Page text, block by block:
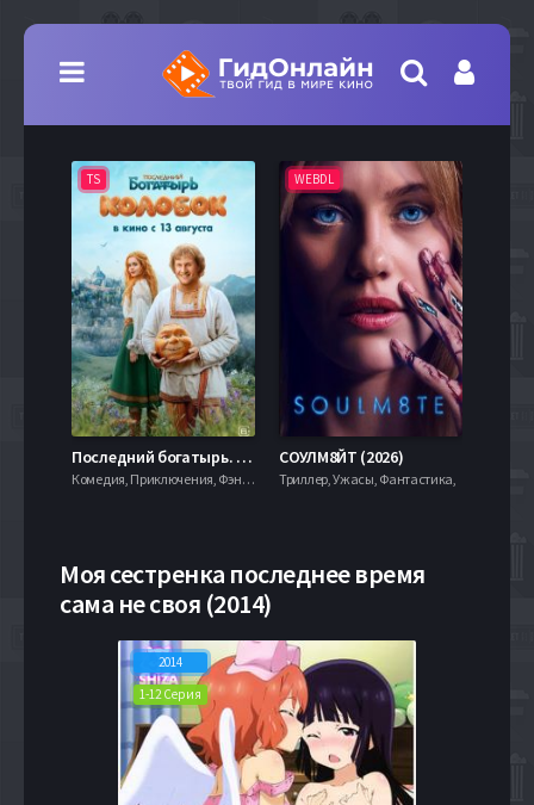
TS
Последний богатырь. Колобок (2026)
Комедия, Приключения, Фэнтези,
WEBDL
СОУЛМ8ЙТ (2026)
Триллер, Ужасы, Фантастика,
Моя сестренка последнее время
сама не своя (2014)
2014
1-12 Серия